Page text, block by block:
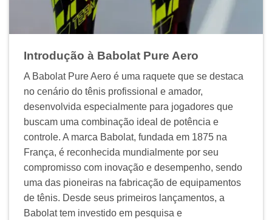
Introdução à Babolat Pure Aero
A Babolat Pure Aero é uma raquete que se destaca
no cenário do tênis profissional e amador,
desenvolvida especialmente para jogadores que
buscam uma combinação ideal de potência e
controle. A marca Babolat, fundada em 1875 na
França, é reconhecida mundialmente por seu
compromisso com inovação e desempenho, sendo
uma das pioneiras na fabricação de equipamentos
de tênis. Desde seus primeiros lançamentos, a
Babolat tem investido em pesquisa e